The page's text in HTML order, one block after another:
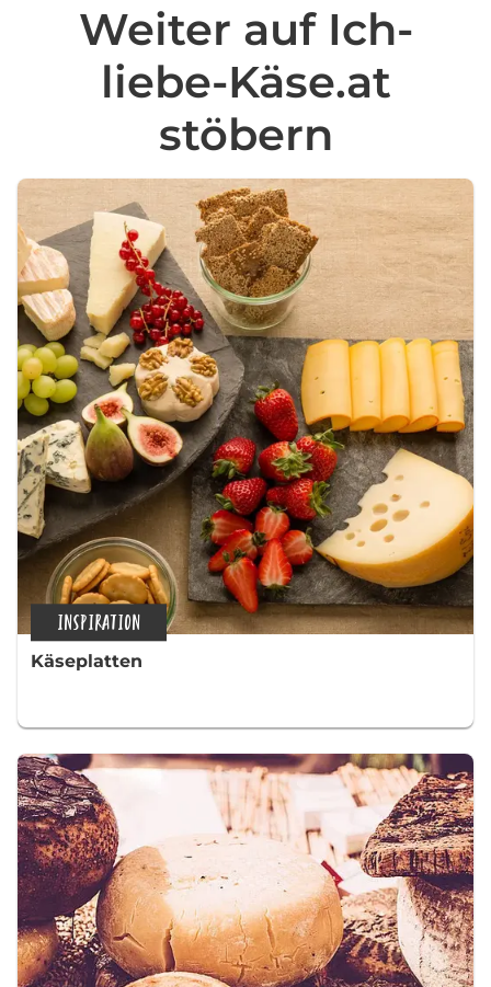
Weiter auf Ich-
liebe-Käse.at
stöbern
INSPIRATION
Käseplatten